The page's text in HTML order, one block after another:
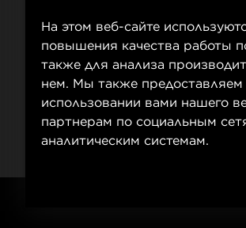
DATA PRIVACY
LEGAL NOTICE
IMPRINT
На этом веб-сайте
повышения качества работы
также для анализа
нем. Мы также
использовании вами нашего
партнерам по социальным
аналитическим системам.